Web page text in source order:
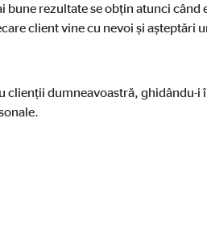
bune rezultate se obțin atunci când
client vine cu nevoi și așteptări
clienții dumneavoastră, ghidându-i
site-ul nostru.